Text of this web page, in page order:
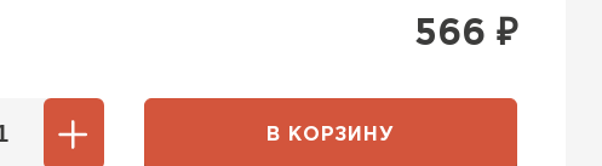
566 ₽
В КОРЗИНУ